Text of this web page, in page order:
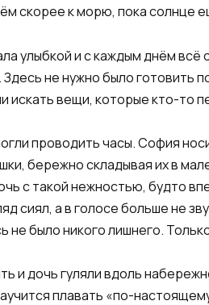
скорее к морю, пока солнце
улыбкой и с каждым днём
не нужно было готовить
искать вещи, которые кто-то
проводить часы. София
бережно складывая их в
с такой нежностью, будто
сиял, а в голосе больше не
не было никого лишнего.
и дочь гуляли вдоль
плавать «по-